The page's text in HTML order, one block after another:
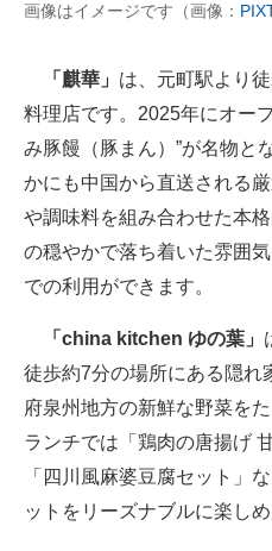
画像はイメージです（画像：
「麒華」 は、元町駅より
料理店です。2025年にオー
み豚饅（豚まん）”が名物と
かにも中国から直送される
や調味料を組み合わせた本
の穏やかで落ち着いた雰囲
での利用ができます。
「china kitchen ゆの葉」
徒歩約7分の場所にある隠れ
府泉州地方の新鮮な野菜を
ランチでは「鶏肉の唐揚げ
「四川風麻婆豆腐セット」
ットをリーズナブルに楽しめ